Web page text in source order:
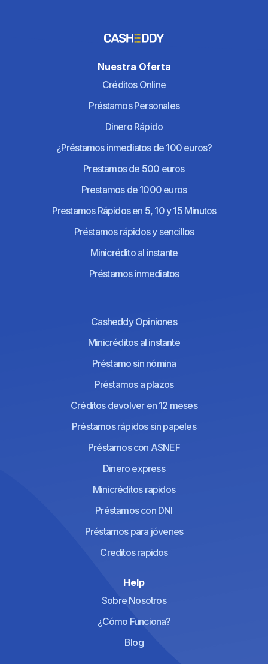
Nuestra Oferta
Créditos Online
Préstamos Personales
Dinero Rápido
¿Préstamos inmediatos de 100 euros?
Prestamos de 500 euros
Prestamos de 1000 euros
Prestamos Rápidos en 5, 10 y 15 Minutos
Préstamos rápidos y sencillos
Minicrédito al instante
Préstamos inmediatos
Casheddy Opiniones
Minicréditos al instante
Préstamo sin nómina
Préstamos a plazos
Créditos devolver en 12 meses
Préstamos rápidos sin papeles
Préstamos con ASNEF
Dinero express
Minicréditos rapidos
Préstamos con DNI
Préstamos para jóvenes
Creditos rapidos
Help
Sobre Nosotros
¿Cómo Funciona?
Blog